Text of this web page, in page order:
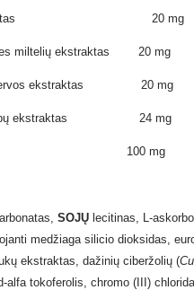
ekstraktas 20 mg
miltelių ekstraktas 20 mg
ekstraktas 20 mg
ekstraktas 24 mg
mg
SOJŲlecitinas, L-
medžiaga silicio dioksidas,
ekstraktas, dažinių ciberžolių (
tokoferolis, chromo (III)